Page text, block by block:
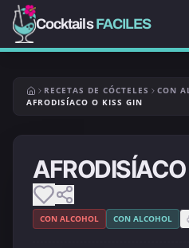
CocktailsFACILES
RECETAS DE CÓCTELES
CON
AFRODISÍACO O KISS GIN
CON ALCOHOL CON ALCOHOL